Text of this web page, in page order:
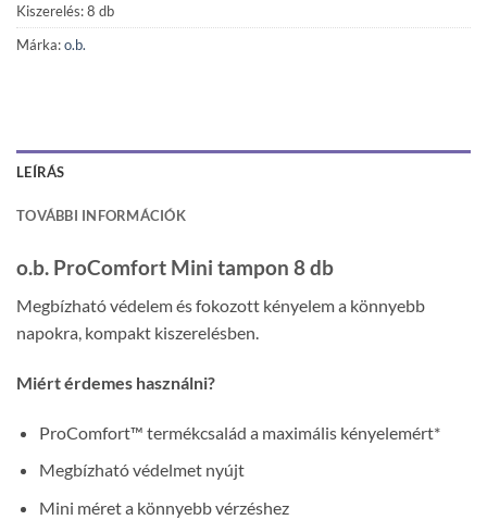
Kiszerelés: 8 db
Márka:o.b.
LEÍRÁS
TOVÁBBI INFORMÁCIÓK
o.b. ProComfort Mini tampon 8 db
Megbízható védelem és fokozott kényelem a könnyebb
napokra, kompakt kiszerelésben.
Miért érdemes használni?
ProComfort™ termékcsalád a maximális kényelemért*
Megbízható védelmet nyújt
Mini méret a könnyebb vérzéshez